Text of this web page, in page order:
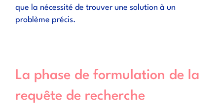
que la nécessité de trouver une solution à un
problème précis.
La phase de formulation de la
requête de recherche